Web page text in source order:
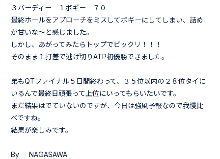
３バーディー １ボギー ７０
最終ホールをアプローチをミスしてボギーにしてしまい、詰め
が甘いな～と感じました。
しかし、あがってみたらトップでビックリ！！！
そのまま１打差で逃げ切りATP初優勝できました。
弟もQTファイナル５日間終わって、３５位以内の２８位タイに
いるんで最終日頑張って上位にいってもらいたいです。
まだ結果はでていないのですが、今日は強風予報なので我慢比
べですね。
結果が楽しみです。
By NAGASAWA